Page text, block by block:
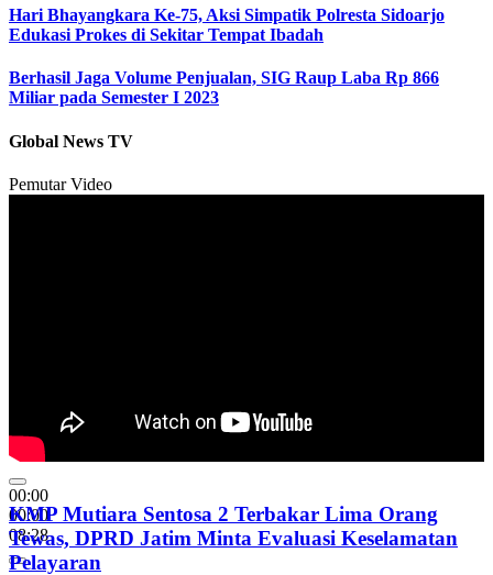
Hari Bhayangkara Ke-75, Aksi Simpatik Polresta Sidoarjo
Edukasi Prokes di Sekitar Tempat Ibadah
Berhasil Jaga Volume Penjualan, SIG Raup Laba Rp 866
Miliar pada Semester I 2023
Global News TV
Pemutar Video
00:00
00:00
08:28
KMP Mutiara Sentosa 2 Terbakar Lima Orang
Tewas, DPRD Jatim Minta Evaluasi Keselamatan
Pelayaran